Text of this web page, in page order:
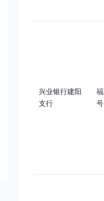
兴业银行建阳
支行
号